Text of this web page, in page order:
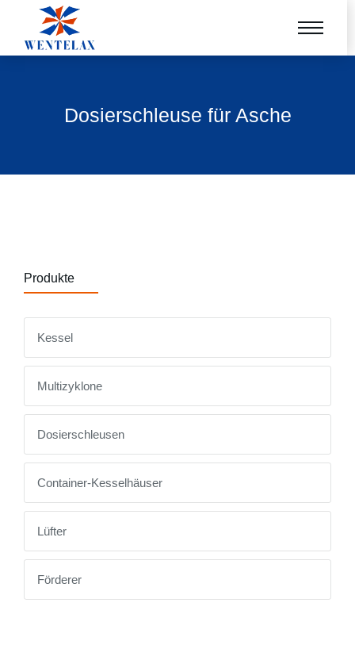
Dosierschleuse für Asche
Produkte
Kessel
Multizyklone
Dosierschleusen
Container-Kesselhäuser
Lüfter
Förderer